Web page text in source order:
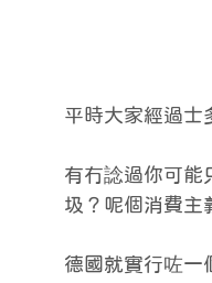
平時大家經過士
有冇諗過你可能
圾？呢個消費主
德國就實行咗一